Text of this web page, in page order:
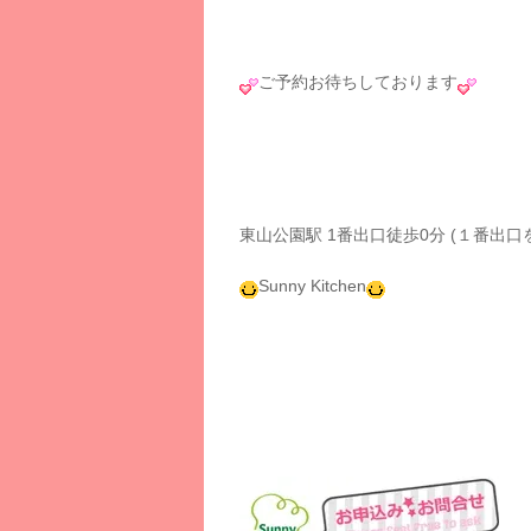
ご予約お待ちしております
東山公園駅 1番出口徒歩0分 (１番出口
Sunny Kitchen